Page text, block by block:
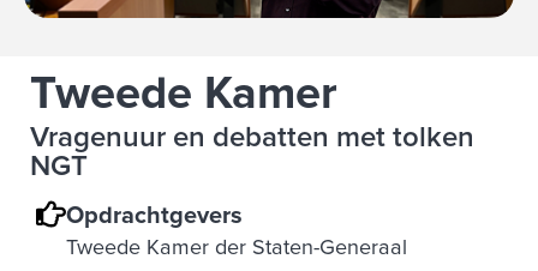
Tweede Kamer
Vragenuur en debatten met tolken
NGT
Opdrachtgevers
Tweede Kamer der Staten-Generaal